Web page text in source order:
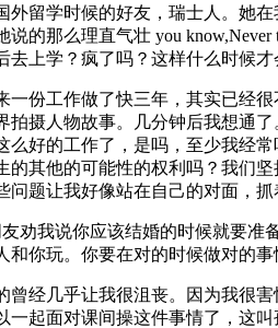
留学时候的好友，瑞士人。她
的那么理直气壮 you
上学？疯了吗？这样什么时候
份工作做了快三年，其实已经
摄人物故事。几分钟后我想通
么好的工作了，是吗，至少我经
的其他的可能性的权利吗？我们
题让我好像站在自己的对面，
劝我说你应该结婚的时候就要
你玩。你要在对的时候做对的事
经几乎让我很沮丧。因为我很
起面对课间操这件事情了，这叫